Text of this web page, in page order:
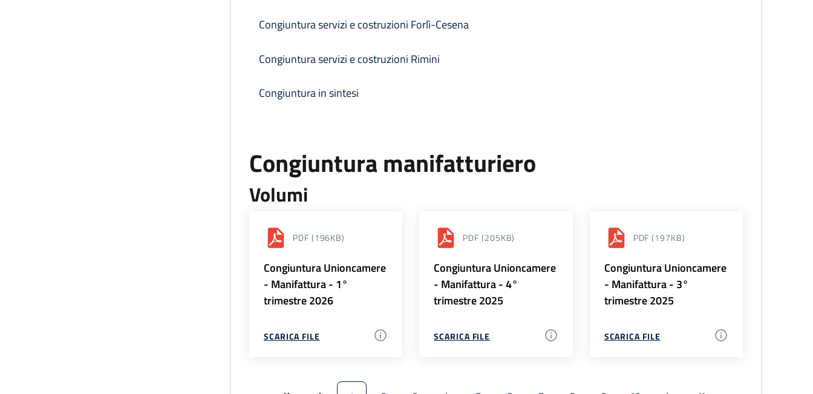
Congiuntura servizi e costruzioni Forlì-Cesena
Congiuntura servizi e costruzioni Rimini
Congiuntura in sintesi
Congiuntura manifatturiero
Volumi
PDF (196KB)
Congiuntura Unioncamere
- Manifattura - 1°
trimestre 2026
SCARICA FILE
PDF (205KB)
Congiuntura Unioncamere
- Manifattura - 4°
trimestre 2025
SCARICA FILE
PDF (197KB)
Congiuntura Unioncamere
- Manifattura - 3°
trimestre 2025
SCARICA FILE